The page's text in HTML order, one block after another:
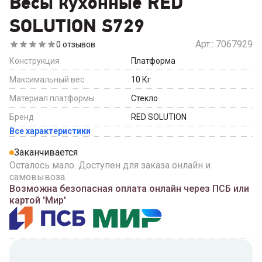
SOLUTION S729
0 отзывов Арт.: 7067929
Конструкция
Платформа
Максимальный вес
10 Кг
Материал платформы
Стекло
Бренд
RED SOLUTION
Все характеристики
Заканчивается
Осталось мало. Доступен для заказа онлайн и
самовывоза.
Возможна безопасная оплата онлайн через ПСБ или
картой 'Мир'